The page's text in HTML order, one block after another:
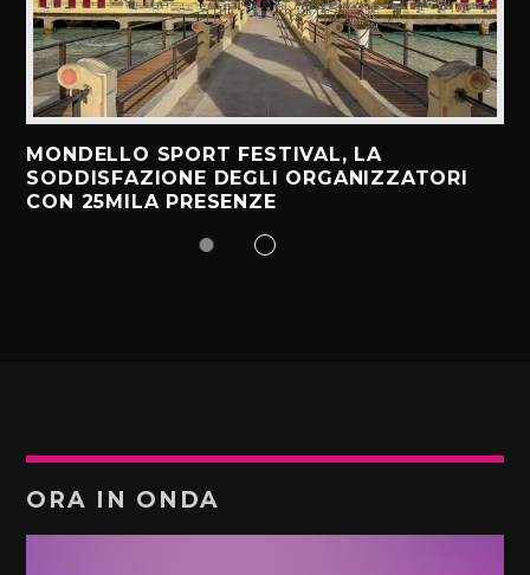
MONDELLO SPORT FESTIVAL, LA
SODDISFAZIONE DEGLI ORGANIZZATORI
CON 25MILA PRESENZE
ORA IN ONDA